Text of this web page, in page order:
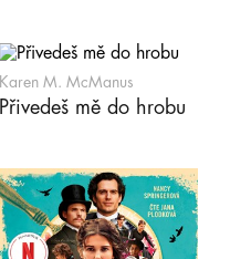
Karen M. McManus
Přivedeš mě do hrobu